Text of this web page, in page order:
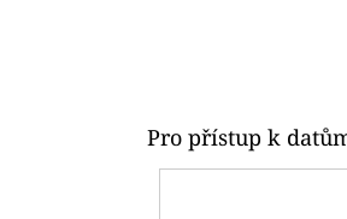
Pro přístup k